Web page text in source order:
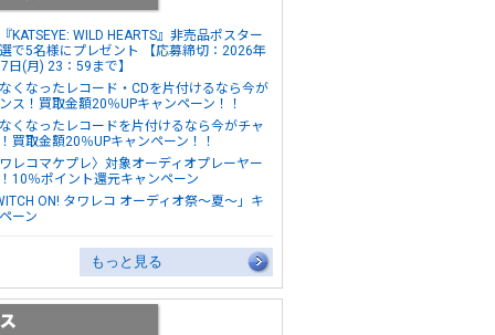
KATSEYE: WILD HEARTS』非売品ポスター
で5名様にプレゼント 【応募締切：2026年
日(月) 23：59まで】
くなったレコード・CDを片付けるなら今が
ス！買取金額20％UPキャンペーン！！
くなったレコードを片付けるなら今がチャ
買取金額20％UPキャンペーン！！
ワレコマケプレ〉対象オーディオプレーヤー
10％ポイント還元キャンペーン
ON! タワレコ オーディオ祭～夏～」キ
ーン
もっと見る